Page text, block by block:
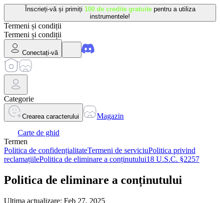
Înscrieți-vă și primiți 100 de credite gratuite pentru a utiliza
instrumentele!
Termeni și condiții
Termeni și condiții
Conectați-vă
Categorie
Crearea caracterului
Magazin
Carte de ghid
Termen
Politica de confidențialitateTermeni de serviciuPolitica privind
reclamațiilePolitica de eliminare a conținutului18 U.S.C. §2257
Politica de eliminare a conținutului
Ultima actualizare: Feb 27, 2025